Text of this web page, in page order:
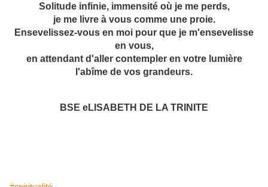
Solitude infinie, immensité où je me perds,
je me livre à vous comme une proie.
Ensevelissez-vous en moi pour que je m'ensevelisse
en vous,
en attendant d'aller contempler en votre lumière
l'abîme de vos grandeurs.
BSE eLISABETH DE LA TRINITE